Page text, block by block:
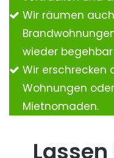
Wir räumen
wieder
Wir erschrecken
Wohnungen
Mietnomaden.